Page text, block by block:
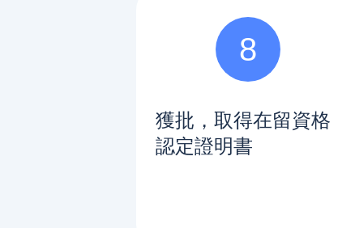
8
獲批，取得在留資格
認定證明書